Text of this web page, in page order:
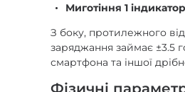
Миготіння 1
З боку, протилежного
заряджання займає ±3.5
смартфона та іншої